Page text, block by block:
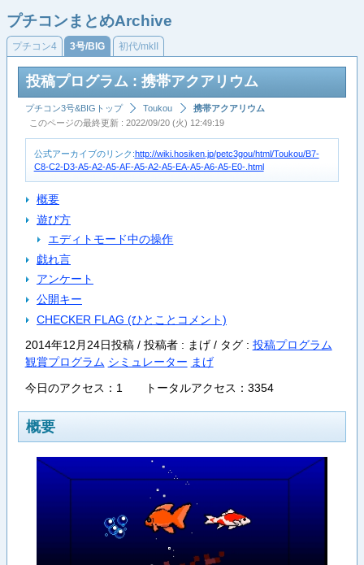
プチコンまとめArchive
プチコン4 3号/BIG 初代/mkII
投稿プログラム : 携帯アクアリウム
プチコン3号&BIGトップ Toukou
携帯アクアリウム
このページの最終更新 : 2022/09/20 (火) 12:49:19
公式アーカイブのリンク:http://wiki.hosiken.jp/petc3gou/html/Toukou/B7-
C8-C2-D3-A5-A2-A5-AF-A5-A2-A5-EA-A5-A6-A5-E0-.html
概要
遊び方
エディトモード中の操作
戯れ言
アンケート
公開キー
CHECKER FLAG (ひとことコメント)
2014年12月24日投稿 / 投稿者 : まげ / タグ : 投稿プログラム
観賞プログラム シミュレーター まげ
今日のアクセス：1 トータルアクセス：3354
概要